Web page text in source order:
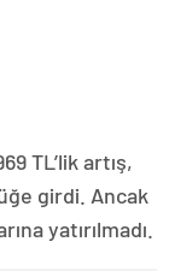
TL’lik artış,
girdi. Ancak
yatırılmadı.